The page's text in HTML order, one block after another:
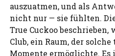
auszuatmen, und als
nicht nur — sie fühlten.
True Cuckoo beschrieben,
Club, ein Raum, der
Momente ermöglichte. Es